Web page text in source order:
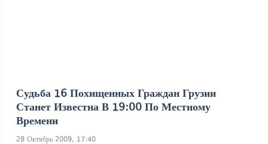
Судьба 16 Похищенных Граждан Грузии
Станет Известна В 19:00 По Местному
Времени
28 Октябрь 2009, 17:40